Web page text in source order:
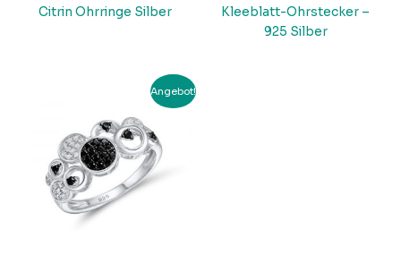
Citrin Ohrringe Silber
Kleeblatt-Ohrstecker –
925 Silber
Angebot!
Ursprünglicher
war:
CHF 89.00
Aktueller
Preis